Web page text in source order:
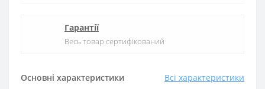
Основні характеристики Всі характеристики
Гарантії
Весь товар сертифікований